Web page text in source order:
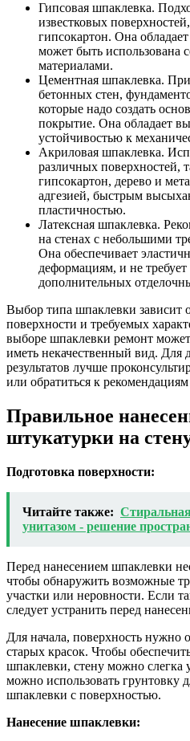
Гипсовая шпаклевка.
известковых
гипсокартон. Она
может быть использована
материалами.
Цементная шпаклевка.
бетонных стен,
которые надо создать
покрытие. Она обладает
устойчивостью к
Акриловая шпаклевка.
различных поверхностей,
гипсокартон, дерево и
адгезией, быстрым
пластичностью.
Латексная шпаклевка.
на стенах с небольшими
Она обеспечивает
деформациям, и не
дополнительных
Выбор типа шпаклевки зависит
поверхности и требуемых
выборе шпаклевки ремонт
иметь некачественный вид. Для
результатов лучше
или обратиться к
Правильное
штукатурки на
Подготовка поверхности:
Читайте также:
унитазом - решение
Перед нанесением шпаклевки
чтобы обнаружить возможные
участки или неровности. Если
следует устранить перед
Для начала, поверхность нужно
старых красок. Чтобы
шпаклевки, стену можно
можно использовать грунтовку
шпаклевки с поверхностью.
Нанесение шпаклевки: